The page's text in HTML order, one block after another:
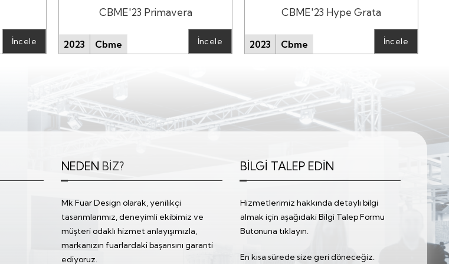
İncele
CBME'23 Primavera
2023 Cbme İncele
CBME'23 Hype Grata
2023 Cbme İncele
NEDEN BİZ?
Mk Fuar Design olarak, yenilikçi
tasarımlarımız, deneyimli ekibimiz ve
müşteri odaklı hizmet anlayışımızla,
markanızın fuarlardaki başarısını garanti
ediyoruz.
BİLGİ TALEP EDİN
Hizmetlerimiz hakkında detaylı bilgi
almak için aşağıdaki Bilgi Talep Formu
Butonuna tıklayın.
En kısa sürede size geri döneceğiz.